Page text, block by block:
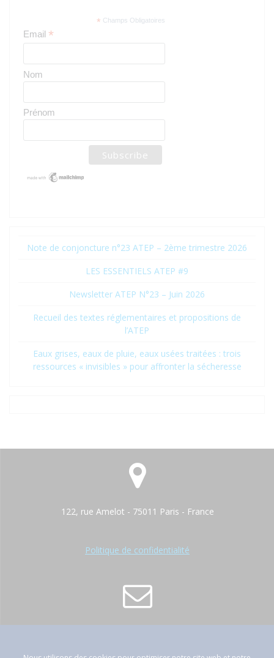
* Champs Obligatoires
Email *
Nom
Prénom
Note de conjoncture n°23 ATEP – 2ème trimestre 2026
LES ESSENTIELS ATEP #9
Newsletter ATEP N°23 – Juin 2026
Recueil des textes réglementaires et propositions de
l’ATEP
Eaux grises, eaux de pluie, eaux usées traitées : trois
ressources « invisibles » pour affronter la sécheresse
122, rue Amelot - 75011 Paris - France
Politique de confidentialité